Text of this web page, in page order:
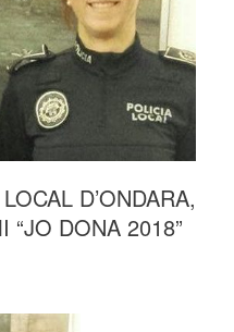
D’ONDARA,
“JO DONA 2018”